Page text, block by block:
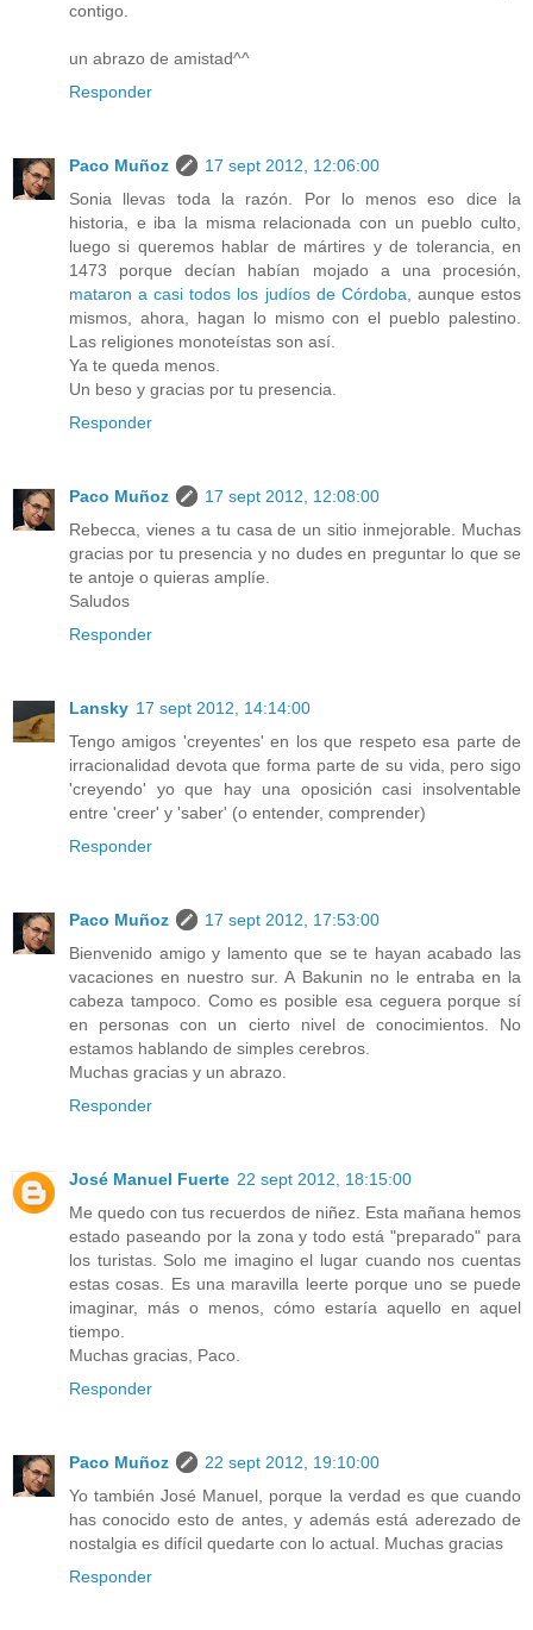
contigo.
un abrazo de amistad^^
Responder
Paco Muñoz
17 sept 2012, 12:06:00
Sonia llevas toda la razón. Por lo menos eso dice la
historia, e iba la misma relacionada con un pueblo culto,
luego si queremos hablar de mártires y de tolerancia, en
1473 porque decían habían mojado a una procesión,
mataron a casi todos los judíos de Córdoba , aunque estos
mismos, ahora, hagan lo mismo con el pueblo palestino.
Las religiones monoteístas son así.
Ya te queda menos.
Un beso y gracias por tu presencia.
Responder
Paco Muñoz
17 sept 2012, 12:08:00
Rebecca, vienes a tu casa de un sitio inmejorable. Muchas
gracias por tu presencia y no dudes en preguntar lo que se
te antoje o quieras amplíe.
Saludos
Responder
Lansky 17 sept 2012, 14:14:00
Tengo amigos 'creyentes' en los que respeto esa parte de
irracionalidad devota que forma parte de su vida, pero sigo
'creyendo' yo que hay una oposición casi insolventable
entre 'creer' y 'saber' (o entender, comprender)
Responder
Paco Muñoz
17 sept 2012, 17:53:00
Bienvenido amigo y lamento que se te hayan acabado las
vacaciones en nuestro sur. A Bakunin no le entraba en la
cabeza tampoco. Como es posible esa ceguera porque sí
en personas con un cierto nivel de conocimientos. No
estamos hablando de simples cerebros.
Muchas gracias y un abrazo.
Responder
José Manuel Fuerte 22 sept 2012, 18:15:00
Me quedo con tus recuerdos de niñez. Esta mañana hemos
estado paseando por la zona y todo está "preparado" para
los turistas. Solo me imagino el lugar cuando nos cuentas
estas cosas. Es una maravilla leerte porque uno se puede
imaginar, más o menos, cómo estaría aquello en aquel
tiempo.
Muchas gracias, Paco.
Responder
Paco Muñoz
22 sept 2012, 19:10:00
Yo también José Manuel, porque la verdad es que cuando
has conocido esto de antes, y además está aderezado de
nostalgia es difícil quedarte con lo actual. Muchas gracias
Responder